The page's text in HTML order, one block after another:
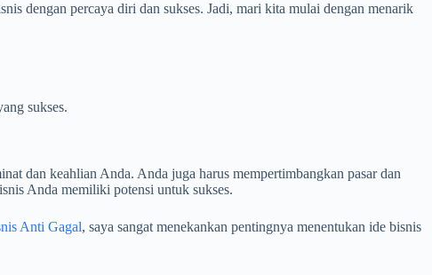
dengan percaya diri dan sukses. Jadi, mari kita mulai dengan menarik
sukses.
dan keahlian Anda. Anda juga harus mempertimbangkan pasar dan
Anda memiliki potensi untuk sukses.
Anti Gagal, saya sangat menekankan pentingnya menentukan ide bisnis